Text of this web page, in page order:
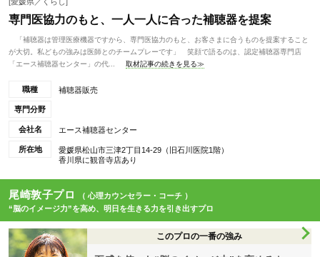
専門医協力のもと、一人一人に合った補聴器を提案
「補聴器は管理医療機器ですから、専門医協力のもと、お客さまに合うものを提案すること
が大切。私どもの強みは医師とのチームプレーです」 笑顔で語るのは、認定補聴器専門店
「エース補聴器センター」の代...
取材記事の続きを見る≫
職種 補聴器販売
専門分野
会社名 エース補聴器センター
所在地
愛媛県松山市三津2丁目14-29（旧石川医院1階）
香川県に観音寺店あり
尾崎敦子プロ
（ 心理カウンセラー・コーチ ）
“脳のイメージ力”を高め、明日を生きる力を引き出すプロ
このプロの一番の強み